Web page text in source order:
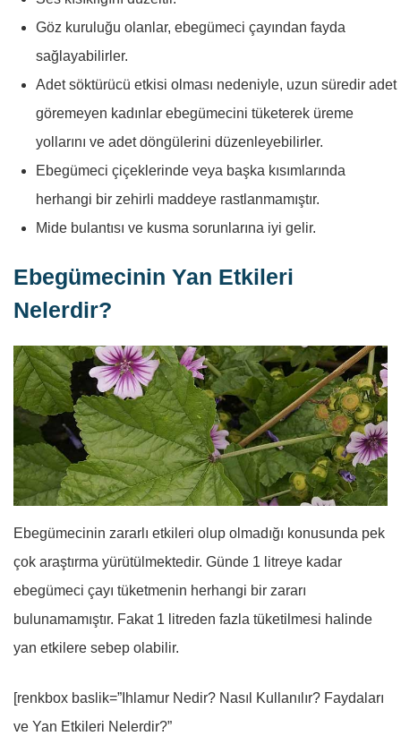
Göz kuruluğu olanlar, ebegümeci çayından fayda
sağlayabilirler.
Adet söktürücü etkisi olması nedeniyle, uzun süredir adet
göremeyen kadınlar ebegümecini tüketerek üreme
yollarını ve adet döngülerini düzenleyebilirler.
Ebegümeci çiçeklerinde veya başka kısımlarında
herhangi bir zehirli maddeye rastlanmamıştır.
Mide bulantısı ve kusma sorunlarına iyi gelir.
Ebegümecinin Yan Etkileri
Nelerdir?
Ebegümecinin zararlı etkileri olup olmadığı konusunda pek
çok araştırma yürütülmektedir. Günde 1 litreye kadar
ebegümeci çayı tüketmenin herhangi bir zararı
bulunamamıştır. Fakat 1 litreden fazla tüketilmesi halinde
yan etkilere sebep olabilir.
[renkbox baslik=”Ihlamur Nedir? Nasıl Kullanılır? Faydaları
ve Yan Etkileri Nelerdir?”